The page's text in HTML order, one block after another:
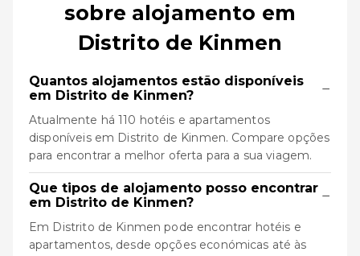
sobre alojamento em
Distrito de Kinmen
Quantos alojamentos estão disponíveis
em Distrito de Kinmen?
−
Atualmente há 110 hotéis e apartamentos
disponíveis em Distrito de Kinmen. Compare opções
para encontrar a melhor oferta para a sua viagem.
Que tipos de alojamento posso encontrar
em Distrito de Kinmen?
−
Em Distrito de Kinmen pode encontrar hotéis e
apartamentos, desde opções económicas até às